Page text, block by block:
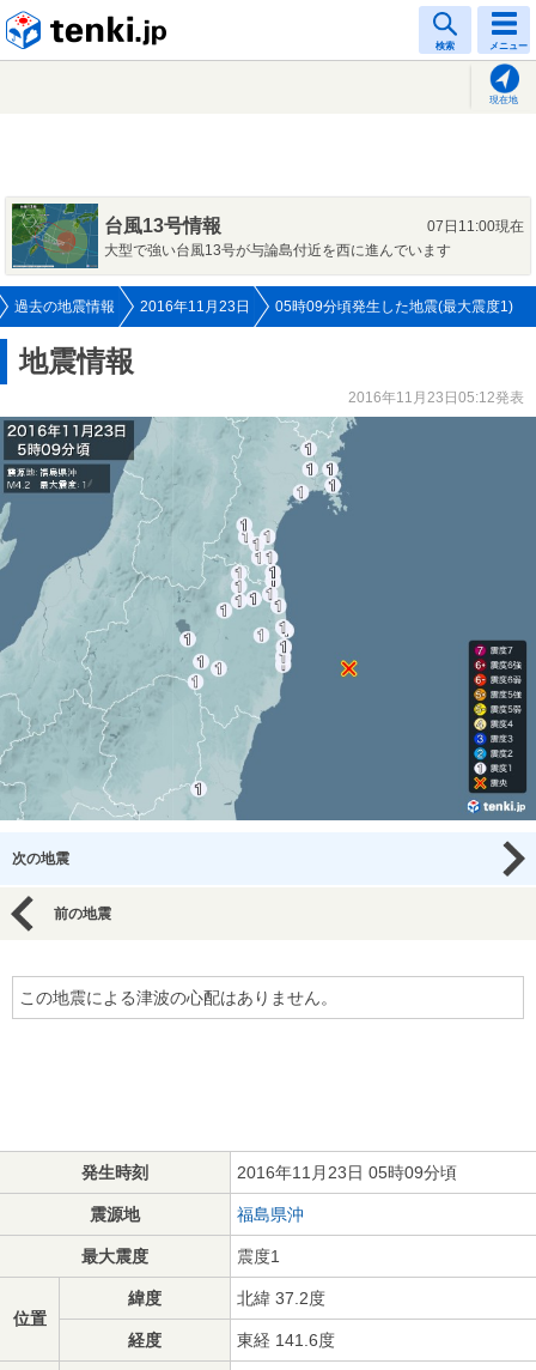
検索 メニュー
現在地
台風13号情報
07日11:00現在
大型で強い台風13号が与論島付近を西に進んでいます
過去の地震情報 2016年11月23日 05時09分頃発生した地震(最大震度1)
地震情報
2016年11月23日05:12発表
次の地震
前の地震
この地震による津波の心配はありません。
発生時刻 2016年11月23日 05時09分頃
震源地 福島県沖
最大震度 震度1
位置
緯度 北緯 37.2度
経度 東経 141.6度